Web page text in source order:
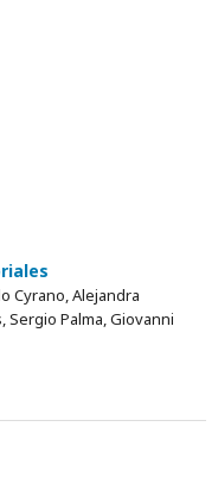
Cyrano, Alejandra
Palma, Giovanni